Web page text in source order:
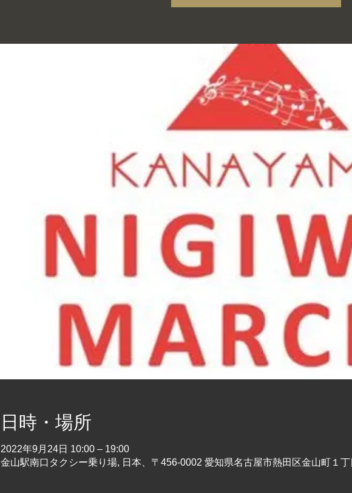
日時・場所
2022年9月24日 10:00 – 19:00
金山駅南口タクシー乗り場, 日本、〒456-0002 愛知県名古屋市熱田区金山町１丁